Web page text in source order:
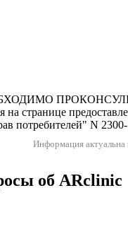
странице
потребителей" N
Информация актуальна
об ARclinic